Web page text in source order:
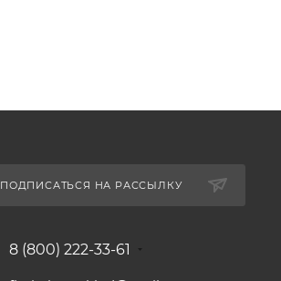
ПОДПИСАТЬСЯ НА РАССЫЛКУ
8 (800) 222-33-61